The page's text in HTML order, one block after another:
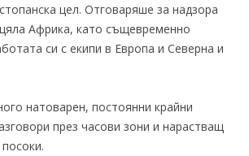
цел. Отговаряше за надзора
Африка, като същевременно
си с екипи в Европа и Северна и
натоварен, постоянни крайни
през часови зони и нарастващ